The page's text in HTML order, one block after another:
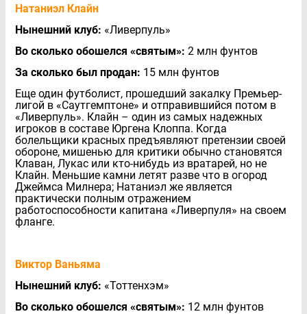
Натаниэл Клайн
Нынешний клуб: «Ливерпуль»
Во сколько обошелся «святым»: 2 млн фунтов
За сколько был продан: 15 млн фунтов
Еще один футболист, прошедший закалку Премьер-
лигой в «Саутгемптоне» и отправившийся потом в
«Ливерпуль». Клайн – один из самых надежных
игроков в составе Юргена Клоппа. Когда
болельщики красных предъявляют претензии своей
обороне, мишенью для критики обычно становятся
Клаван, Лукас или кто-нибудь из вратарей, но не
Клайн. Меньшие камни летят разве что в огород
Джеймса Милнера; Натаниэл же является
практически полным отражением
работоспособности капитана «Ливерпуля» на своем
фланге.
Виктор Ваньяма
Нынешний клуб: «Тоттенхэм»
Во сколько обошелся «святым»: 12 млн фунтов